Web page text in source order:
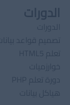
الدورات
الدورات
تصميم قواعد
تعلم HTML5
خوارزميات
دورة تعلم PHP
هياكل بيانات